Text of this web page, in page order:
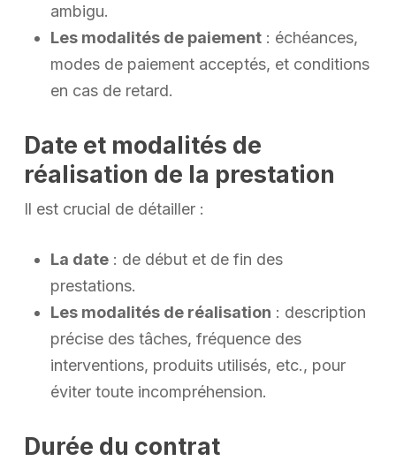
ambigu.
Les modalités de paiement: échéances,
modes de paiement acceptés, et conditions
en cas de retard.
Date et modalités de
réalisation de la prestation
Il est crucial de détailler :
La date: de début et de fin des
prestations.
Les modalités de réalisation : description
précise des tâches, fréquence des
interventions, produits utilisés, etc., pour
éviter toute incompréhension.
Durée du contrat